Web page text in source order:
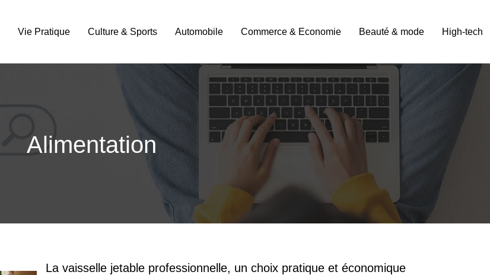
Vie Pratique Culture & Sports Automobile Commerce & Economie Beauté & mode High-tech
Alimentation
La vaisselle jetable professionnelle, un choix pratique et économique